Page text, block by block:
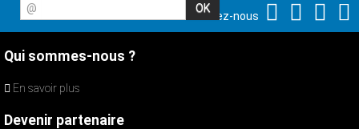
@
Suivez-nous
Qui sommes-nous ?
En savoir plus
Devenir partenaire